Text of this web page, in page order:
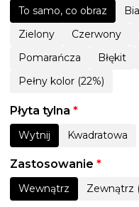
To samo, co obraz
Zielony
Czerwony
Pomarańcza
Błękit
Pełny kolor (22%)
Płyta tylna *
Wytnij Kwadratowa
Zastosowanie *
Wewnątrz Zewnątrz